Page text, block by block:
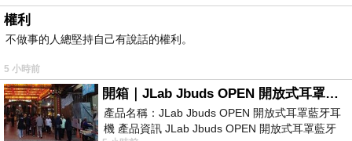
權利
不做事的人總堅持自己有說話的權利。
5 小時前
開箱｜JLab Jbuds OPEN 開放式耳罩藍牙耳機 - 設計美學，輕巧、透氣、環境音全物理達成！
產品名稱：JLab Jbuds OPEN 開放式耳罩藍牙耳
機 產品資訊 JLab Jbuds OPEN 開放式耳罩藍牙